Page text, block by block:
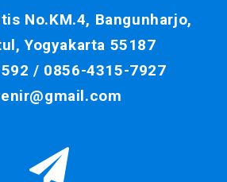
No.KM.4, Bangunharjo,
Yogyakarta 55187
/ 0856-4315-7927